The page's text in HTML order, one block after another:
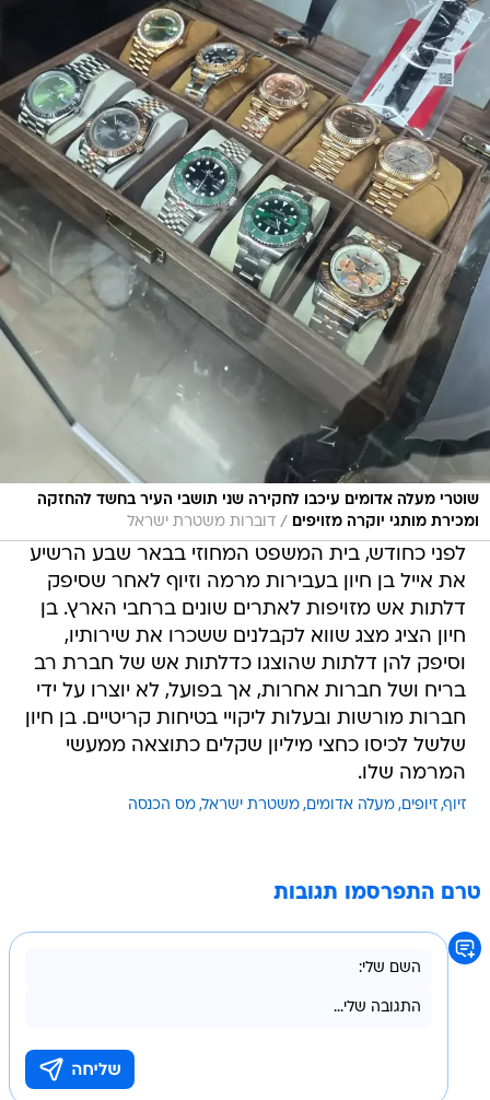
שוטרי מעלה אדומים עיכבו לחקירה שני תושבי העיר בחשד להחזקה
ומכירת מותגי יוקרה מזויפים
/ דוברות משטרת ישראל
לפני כחודש, בית המשפט המחוזי בבאר שבע הרשיע
את אייל בן חיון בעבירות מרמה וזיוף לאחר שסיפק
דלתות אש מזויפות לאתרים שונים ברחבי הארץ. בן
חיון הציג מצג שווא לקבלנים ששכרו את שירותיו,
וסיפק להן דלתות שהוצגו כדלתות אש של חברת רב
בריח ושל חברות אחרות, אך בפועל, לא יוצרו על ידי
חברות מורשות ובעלות ליקויי בטיחות קריטיים. בן חיון
שלשל לכיסו כחצי מיליון שקלים כתוצאה ממעשי
המרמה שלו.
זיוף זיופים מעלה אדומים משטרת ישראל מס הכנסה
טרם התפרסמו תגובות